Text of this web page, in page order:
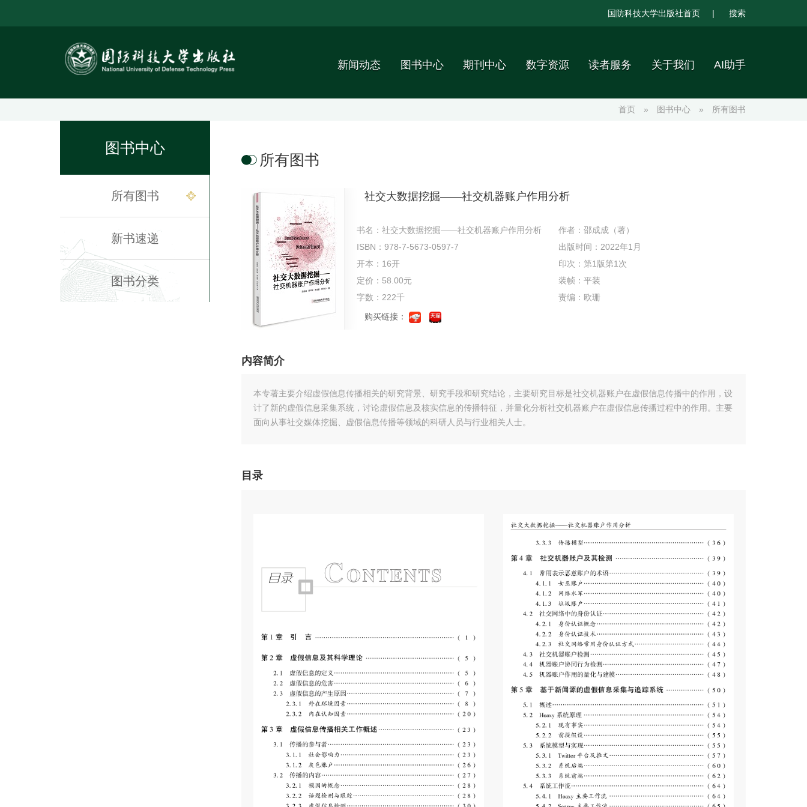
国防科技大学出版社首页 | 搜索
新闻动态 图书中心 期刊中心 数字资源 读者服务 关于我们 AI助手
首页 » 图书中心 » 所有图书
图书中心
所有图书
新书速递
图书分类
所有图书
社交大数据挖掘——社交机器账户作用分析
书名：社交大数据挖掘——社交机器账户作用分析
作者：邵成成（著）
ISBN：978-7-5673-0597-7
出版时间：2022年1月
开本：16开
印次：第1版第1次
定价：58.00元
装帧：平装
字数：222千
责编：欧珊
购买链接：
内容简介
本专著主要介绍虚假信息传播相关的研究背景、研究手段和研究结论，主要研究目标是社交机器账户在虚假信息传播中的作用，设
计了新的虚假信息采集系统，讨论虚假信息及核实信息的传播特征，并量化分析社交机器账户在虚假信息传播过程中的作用。主要
面向从事社交媒体挖掘、虚假信息传播等领域的科研人员与行业相关人士。
目录